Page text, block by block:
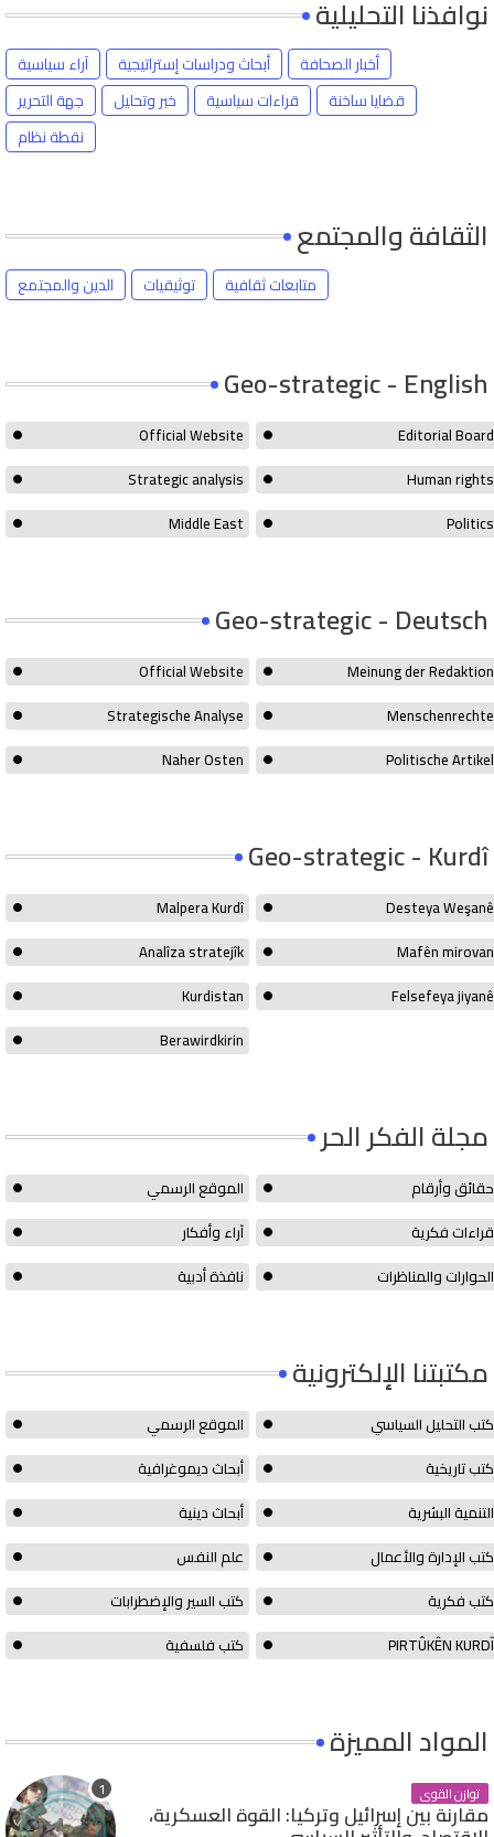
نوافذنا التحليلية
آراء سياسية أبحاث ودراسات إستراتيجية
أخبار الصحافة
جهة التحرير
خبر وتحليل قراءات سياسية
قضايا ساخنة
نقطة نظام
الثقافة والمجتمع
الدين والمجتمع توثيقيات متابعات ثقافية
Geo-strategic - English
Official Website
Editorial Board
Strategic analysis
Human rights
Middle East
Politics
Geo-strategic - Deutsch
Official Website
Meinung der Redaktion
Strategische Analyse
Menschenrechte
Naher Osten
Politische Artikel
Geo-strategic - Kurdî
Malpera Kurdî
Desteya Weşanê
Analîza stratejîk
Mafên mirovan
Kurdistan
Felsefeya jiyanê
Berawirdkirin
مجلة الفكر الحر
الموقع الرسمي
حقائق وأرقام
آراء وأفكار
قراءات فكرية
نافذة أدبية
الحوارات والمناظرات
مكتبتنا الإلكترونية
الموقع الرسمي
كتب التحليل السياسي
أبحاث ديموغرافية
كتب تاريخية
أبحاث دينية
التنمية البشرية
علم النفس
كتب الإدارة والأعمال
كتب السير والإضطرابات
كتب فكرية
كتب فلسفية
PIRTÛKÊN KURDÎ
المواد المميزة
توازن القوى
مقارنة بين إسرائيل وتركيا: القوة العسكرية،